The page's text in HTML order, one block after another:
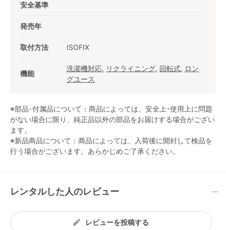
安全基準
発売年
取付方法 ISOFIX
機能
洗濯機対応, リクライニング, 回転式, ロン
グユース
※部品･付属品について：商品によっては、安全上･使用上に問題
がない場合に限り、純正品以外の部品をお届けする場合がござい
ます。
※新品商品について：商品によっては、入荷後に開封して検品を
行う場合がございます。あらかじめご了承ください。
レンタルした人のレビュー
レビューを投稿する